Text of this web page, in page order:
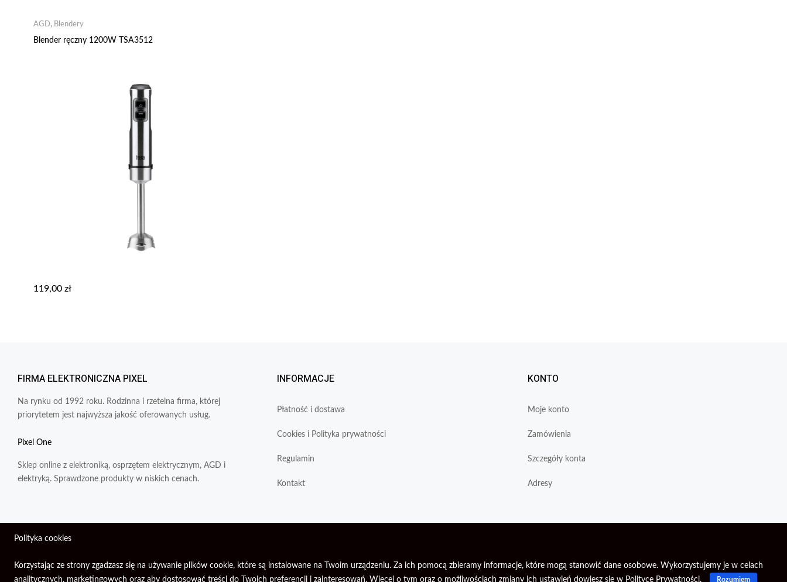
AGD, Blendery
Blender ręczny 1200W TSA3512
119,00 zł
FIRMA ELEKTRONICZNA PIXEL
Na rynku od 1992 roku. Rodzinna i rzetelna firma, której
priorytetem jest najwyższa jakość oferowanych usług.
Pixel One
Sklep online z elektroniką, osprzętem elektrycznym, AGD i
elektryką. Sprawdzone produkty w niskich cenach.
INFORMACJE
Płatność i dostawa
Cookies i Polityka prywatności
Regulamin
Kontakt
KONTO
Moje konto
Zamówienia
Szczegóły konta
Adresy
Wszelkie prawa zastrzeżone © 2026 | Firma Elektroniczna PIXEL.
Polityka cookies
Korzystając ze strony zgadzasz się na używanie plików cookie, które są instalowane na Twoim urządzeniu. Za ich pomocą zbieramy informacje, które mogą stanowić dane osobowe. Wykorzystujemy je w celach
analitycznych, marketingowych oraz aby dostosować treści do Twoich preferencji i zainteresowań. Więcej o tym oraz o możliwościach zmiany ich ustawień dowiesz się w Polityce Prywatności. Rozumiem